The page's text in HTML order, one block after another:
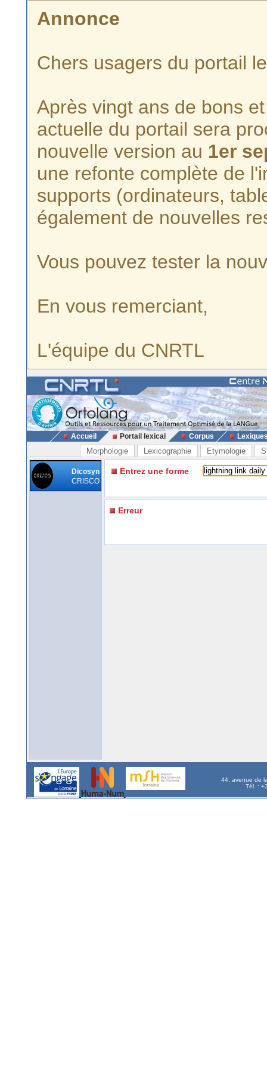
Annonce
Chers usagers du portail
Après vingt ans de bons
actuelle du portail sera
nouvelle version au 1er
une refonte complète de
supports (ordinateurs,
également de nouvelles
Vous pouvez tester la
En vous remerciant,
L'équipe du CNRTL
Accueil Portail lexical Corpus
Morphologie Lexicographie Etymologie
Dicosyn
CRISCO
Entrez une forme
Erreur
44, avenue de
Tél. :